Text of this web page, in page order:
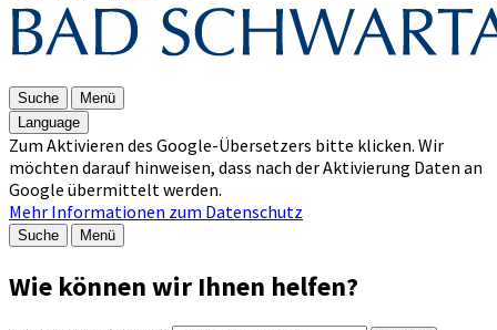
Suche
Menü
Language
Zum Aktivieren des Google-Übersetzers bitte klicken. Wir
möchten darauf hinweisen, dass nach der Aktivierung Daten an
Google übermittelt werden.
Mehr Informationen zum Datenschutz
Suche Menü
Wie können wir Ihnen helfen?